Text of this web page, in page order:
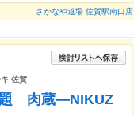
さかなや道場 佐賀駅南口店
佐賀
題 肉蔵―NIKUZ